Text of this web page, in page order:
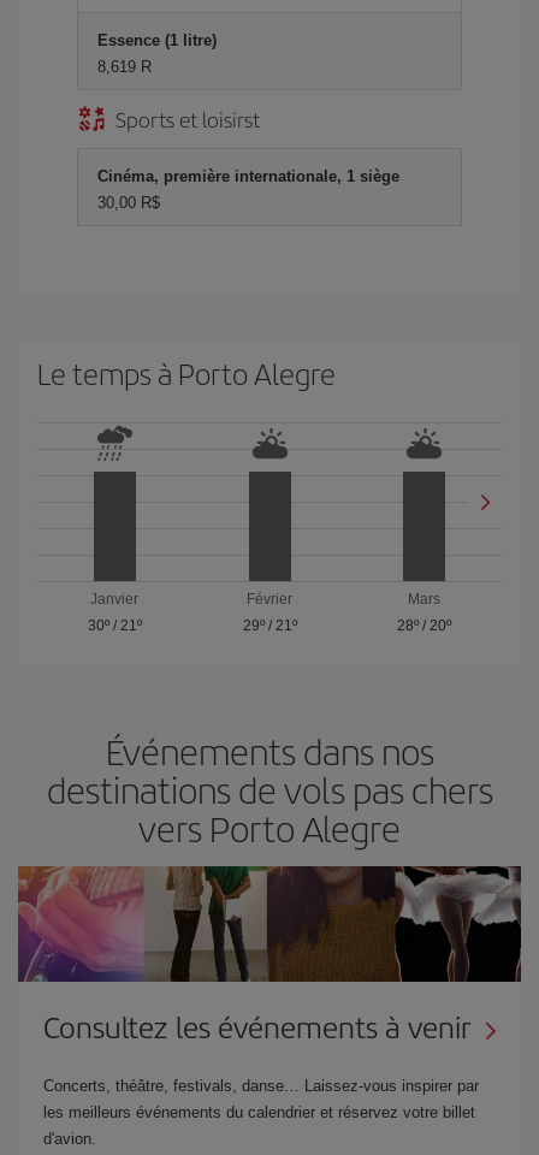
Essence (1 litre)
8,619 R
Sports et loisirst
Cinéma, première internationale, 1 siège
30,00 R$
Le temps à Porto Alegre
Janvier
30º/ 21º
Février
29º/ 21º
Mars
28º /20º
Événements dans nos
destinations de vols pas chers
vers Porto Alegre
Consultez les événements à venir
Concerts, théâtre, festivals, danse… Laissez-vous inspirer par
les meilleurs événements du calendrier et réservez votre billet
d'avion.